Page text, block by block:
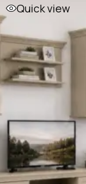
Quick view